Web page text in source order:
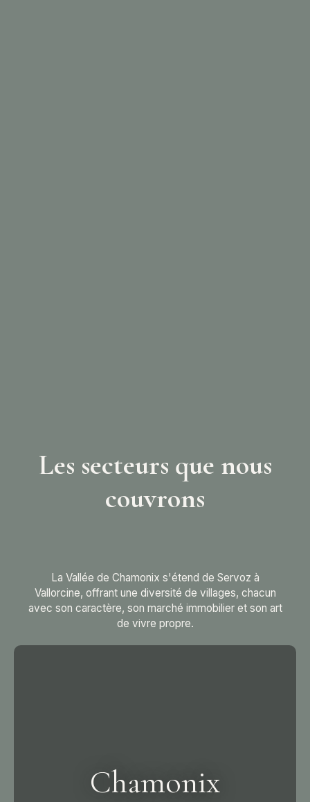
Les secteurs que nous
couvrons
La Vallée de Chamonix s'étend de Servoz à
Vallorcine, offrant une diversité de villages, chacun
avec son caractère, son marché immobilier et son art
de vivre propre.
Chamonix